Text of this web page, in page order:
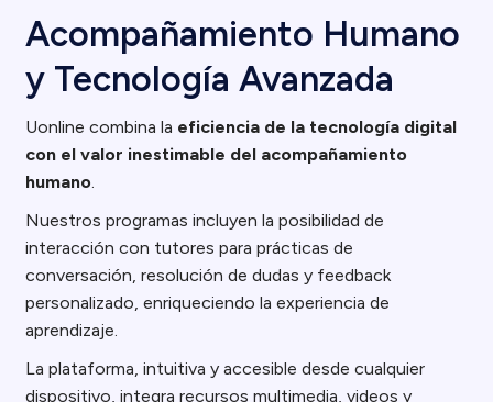
Acompañamiento Humano
y Tecnología Avanzada
Uonline combina la eficiencia de la tecnología digital
con el valor inestimable del acompañamiento
humano.
Nuestros programas incluyen la posibilidad de
interacción con tutores para prácticas de
conversación, resolución de dudas y feedback
personalizado, enriqueciendo la experiencia de
aprendizaje.
La plataforma, intuitiva y accesible desde cualquier
dispositivo, integra recursos multimedia, videos y